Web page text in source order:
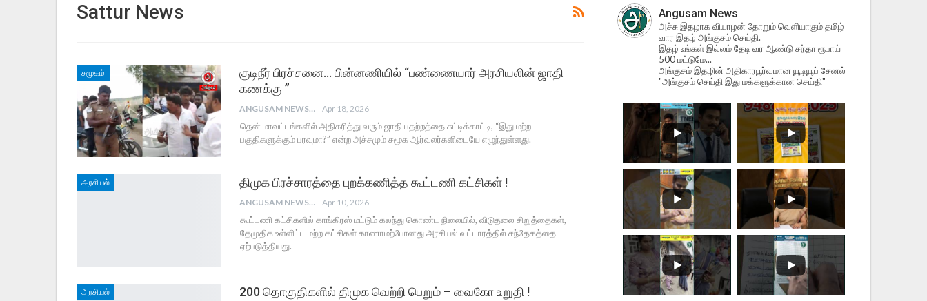
Sattur News
சமூகம்
குடிநீர் பிரச்சனை… பின்னணியில் “பண்ணையார் அரசியலின் ஜாதி
கணக்கு ”
ANGUSAM NEWS Apr 18, 2026
தென் மாவட்டங்களில் அதிகரித்து வரும் ஜாதி பதற்றத்தை சுட்டிக்காட்டி, “இது மற்ற
பகுதிகளுக்கும் பரவுமா?” என்ற அச்சமும் சமூக ஆர்வலர்களிடையே எழுந்துள்ளது.
அரசியல் திமுக பிரச்சாரத்தை புறக்கணித்த கூட்டணி கட்சிகள் !
ANGUSAM NEWS Apr 10, 2026
கூட்டணி கட்சிகளில் காங்கிரஸ் மட்டும் கலந்து கொண்ட நிலையில், விடுதலை சிறுத்தைகள்,
தேமுதிக உள்ளிட்ட மற்ற கட்சிகள் காணாமற்போனது அரசியல் வட்டாரத்தில் சந்தேகத்தை
ஏற்படுத்தியது.
அரசியல் 200 தொகுதிகளில் திமுக வெற்றி பெறும் – வைகோ உறுதி !
Angusam News
அச்சு இதழாக வியாழன் தோறும் வெளியாகும் தமிழ்
வார இதழ் அங்குசம் செய்தி.
இதழ் உங்கள் இல்லம் தேடி வர ஆண்டு சந்தா ரூபாய்
500 மட்டுமே...
அங்குசம் இதழின் அதிகாரபூர்வமான யூடியூப் சேனல்
"அங்குசம் செய்தி இது மக்களுக்கான செய்தி"